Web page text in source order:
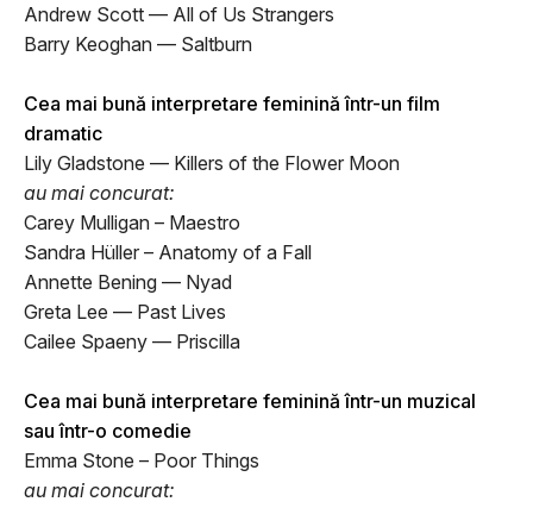
Andrew Scott — All of Us Strangers
Barry Keoghan — Saltburn
Cea mai bună interpretare feminină într-un film
dramatic
Lily Gladstone — Killers of the Flower Moon
au mai concurat:
Carey Mulligan – Maestro
Sandra Hüller – Anatomy of a Fall
Annette Bening — Nyad
Greta Lee — Past Lives
Cailee Spaeny — Priscilla
Cea mai bună interpretare feminină într-un muzical
sau într-o comedie
Emma Stone – Poor Things
au mai concurat: